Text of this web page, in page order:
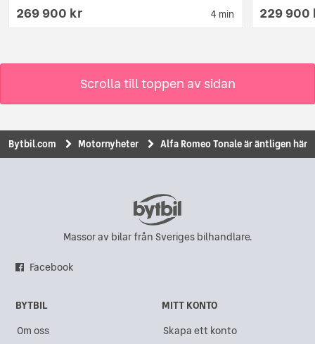
4 min
269 900 kr 229 900
Scrolla till toppen av sidan
Bytbil.com Motornyheter Alfa Romeo Tonale är äntligen här
Massor av bilar från Sveriges bilhandlare.
Facebook
BYTBIL
Om oss
MITT KONTO
Skapa ett konto